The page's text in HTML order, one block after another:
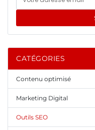
CATÉGORIES
Contenu optimisé
Marketing Digital
Outils SEO